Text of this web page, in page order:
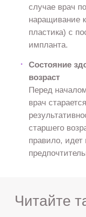
случае врач
наращивание
пластика) с
импланта.
Состояние
возраст
Перед
врач
старшего
правило,
Читайте